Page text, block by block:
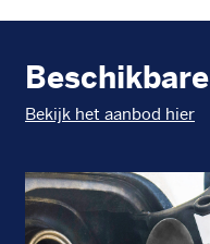
Bekijk het aanbod hier